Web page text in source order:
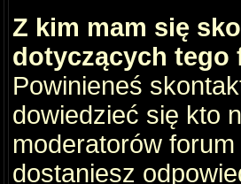
Z kim mam się
dotyczących tego
Powinieneś
dowiedzieć się kto
moderatorów
dostaniesz